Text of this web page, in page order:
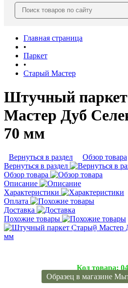
Главная страница
•
Паркет
•
Старый Мастер
Штучный
Мастер Дуб
70 мм
Вернуться в раздел Обзор товара
Вернуться в раздел
Обзор товара
Описание
Характеристики
Оплата
Доставка
Похожие товары
Подробнее
Код товара:
Образец в магазине